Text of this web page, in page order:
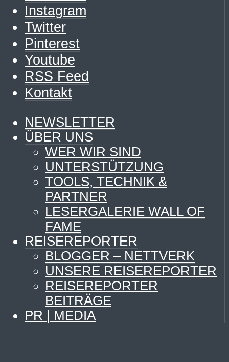
Instagram
Twitter
Pinterest
Youtube
RSS Feed
Kontakt
NEWSLETTER
ÜBER UNS
WER WIR SIND
UNTERSTÜTZUNG
TOOLS, TECHNIK &
PARTNER
LESERGALERIE WALL OF
FAME
REISEREPORTER
BLOGGER – NETTVERK
UNSERE REISEREPORTER
REISEREPORTER
BEITRÄGE
PR | MEDIA